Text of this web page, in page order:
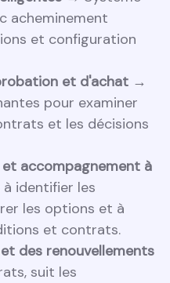
acheminement
et configuration
et d'achat →
pour examiner
et les décisions
accompagnement à
à identifier les
les options et à
et contrats.
des renouvellements
suit les